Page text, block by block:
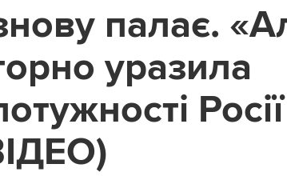
палає.
уразила
Росії